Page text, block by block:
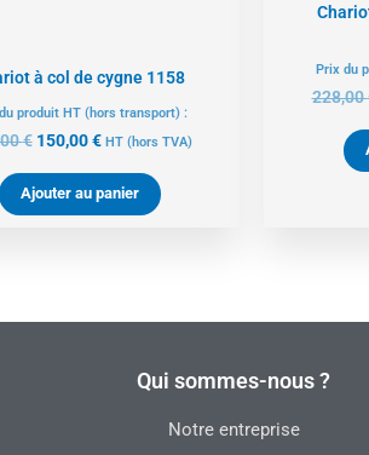
à col de cygne 1158
produit HT (hors transport) :
€ 150,00€ HT (hors TVA)
Ajouter au panier
Prix du
228,00
Qui sommes-nous ?
Notre entreprise